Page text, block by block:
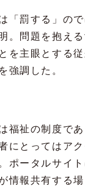
「罰する」の
。問題を抱え
を主眼とする
強調した。
福祉の制度で
にとってはア
ポータルサイ
情報共有する場